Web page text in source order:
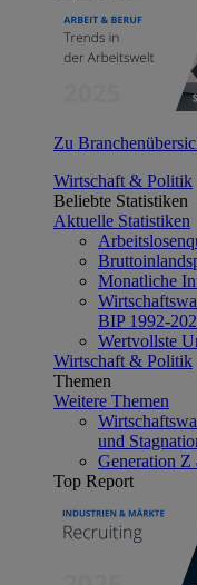
Zu
Wirtschaft & Politik
Beliebte Statistiken
Aktuelle Statistiken
Monatliche
BIP 1992-
Wertvollste
Wirtschaft & Politik
Themen
Weitere Themen
und
Generation Z
Top Report